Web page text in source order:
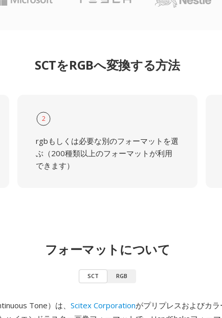
SCTをRGBへ変換する方法
2
rgbもしくは必要な別のフォーマットを選
ぶ（200種類以上のフォーマットが利用
できます）
フォーマットについて
SCT RGB
Tone）は、 Scitex Corporationがプリプレスおよびカ